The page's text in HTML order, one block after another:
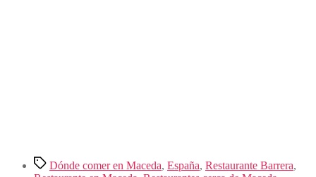
Etiquetas
Dónde comer en Maceda, España, Restaurante Barrera,